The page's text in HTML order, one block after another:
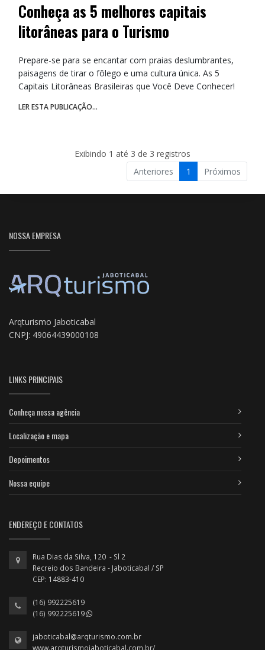
Conheça as 5 melhores capitais
litorâneas para o Turismo
Prepare-se para se encantar com praias deslumbrantes,
paisagens de tirar o fôlego e uma cultura única. As 5
Capitais Litorâneas Brasileiras que Você Deve Conhecer!
LER ESTA PUBLICAÇÃO...
Exibindo 1 até 3 de 3 registros
Anteriores
1 Próximos
NOSSA EMPRESA
Arqturismo Jaboticabal
CNPJ: 49064439000108
LINKS PRINCIPAIS
Conheça nossa agência
Localização e mapa
Depoimentos
Nossa equipe
ENDEREÇO E CONTATOS
Rua Dias da Silva, 120 - Sl 2
Recreio dos Bandeira - Jaboticabal / SP
CEP: 14883-410
(16) 992225619
(16) 992225619
jaboticabal@arqturismo.com.br
www.arqturismojaboticabal.com.br/